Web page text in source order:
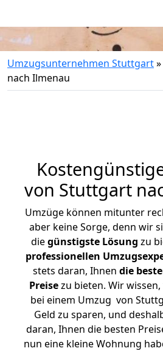
Umzugsunternehmen Stuttgart»
nach Ilmenau
von Stuttgart
Umzüge können mitunter
aber keine Sorge, denn wir
diegünstigste Lösung zu
professionellen
stets daran, Ihnen die
Preisezu bieten. Wir
bei einem Umzug von
Geld zu sparen, und
daran, Ihnen die besten
nun eine kleine Wohnung